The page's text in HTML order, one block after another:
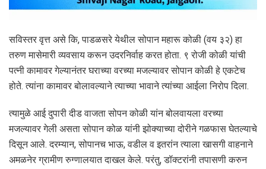
सविस्तर वृत्त असे कि, पाडळसरे येथील सोपान महारू कोळी (वय ३२) हा
तरुण मासेमारी व्यवसाय करून उदरनिर्वाह करत होता. ९ रोजी कोळी यांची
पत्नी कामावर गेल्यानंतर घराच्या वरच्या मजल्यावर सोपान कोळी हे एकटेच
होते. त्यांना कामावर बोलावल्याने त्याच्या भावाने त्यांच्या आईला निरोप दिला.
त्यामुळे आई दुपारी दीड वाजता सोपन कोळी यांन बोलवायला वरच्या
मजल्यावर गेली असता सोपान कोळ यांनी झोक्याच्या दोरीने गळफास घेतल्याचे
दिसून आले. दरम्यान, सोपानच भाऊ, वडील व इतरांन त्याला खासगी वाहनाने
अमळनेर ग्रामीण रुग्णालयात दाखल केले. परंतु, डॉक्टरांनी तपासणी करुन